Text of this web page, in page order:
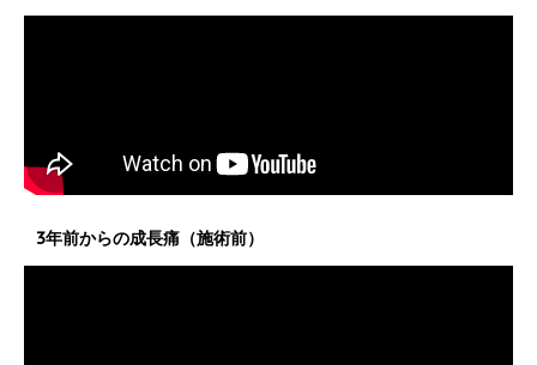
3年前からの成長痛（施術前）